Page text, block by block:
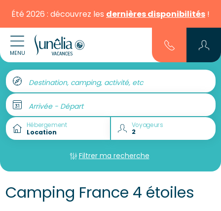
Été 2026 : découvrez les dernières disponibilités !
MENU
Destination, camping, activité, etc
Arrivée - Départ
Hébergement Voyageurs
Filtrer ma recherche
Camping France 4 étoiles